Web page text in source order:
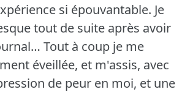
si épouvantable. Je
tout de suite après avoir
Tout à coup je me
éveillée, et m'assis, avec
de peur en moi, et une